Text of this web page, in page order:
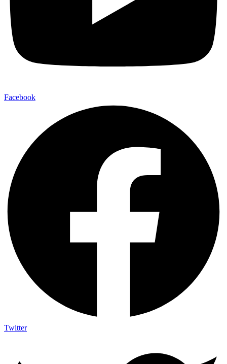
Facebook
Twitter